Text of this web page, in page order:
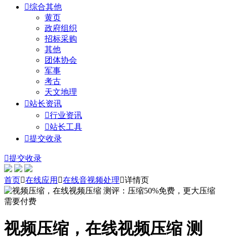
综合其他
黄页
政府组织
招标采购
其他
团体协会
军事
考古
天文地理
站长资讯
行业资讯
站长工具
提交收录
提交收录
首页在线应用 在线音视频处理详情页
视频压缩，在线视频压缩 测